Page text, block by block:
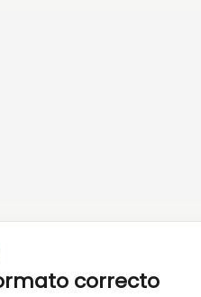
correcto